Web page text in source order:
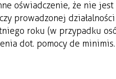
oświadczenie, że nie jest
prowadzonej działalności
roku (w przypadku
dot. pomocy de minimis.